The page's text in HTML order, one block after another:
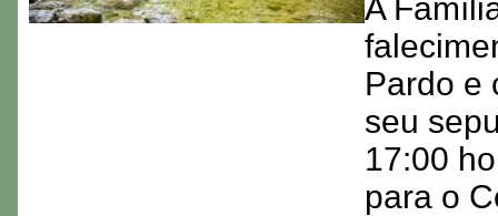
A
Pardo e
seu
17:00
para o